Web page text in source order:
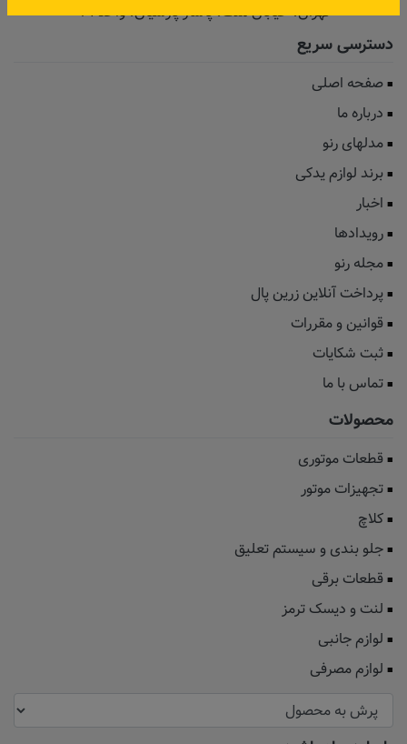
تهران، خیابان‌ ملت، پاساژ‌ پارسیان، واحد 14
دسترسی سریع
صفحه اصلی
درباره ما
مدلهای رنو
برند لوازم یدکی
اخبار
رویدادها
مجله رنو
پرداخت آنلاین زرین پال
قوانین و مقررات
ثبت شکایات
تماس با ما
محصولات
قطعات موتوری
تجهیزات موتور
کلاچ
جلو بندی و سیستم تعلیق
قطعات برقی
لنت و دیسک ترمز
لوازم جانبی
لوازم مصرفی